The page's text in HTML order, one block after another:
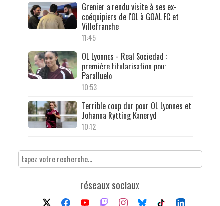
Grenier a rendu visite à ses ex-
coéquipiers de l'OL à GOAL FC et
Villefranche
11:45
OL Lyonnes - Real Sociedad :
première titularisation pour
Paralluelo
10:53
Terrible coup dur pour OL Lyonnes et
Johanna Rytting Kaneryd
10:12
réseaux sociaux